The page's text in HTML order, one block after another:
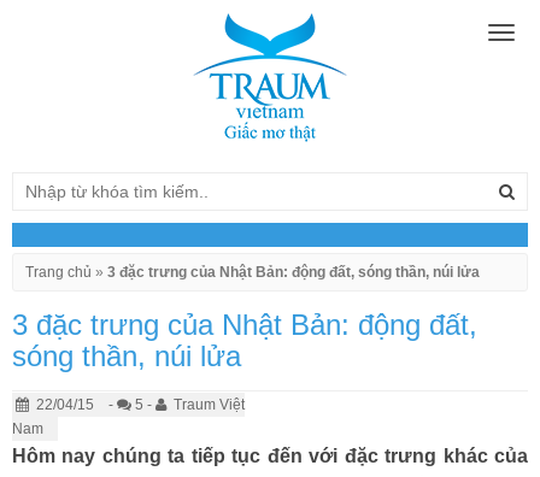
Trang chủ » 3 đặc trưng của Nhật Bản: động đất, sóng thần, núi lửa
3 đặc trưng của Nhật Bản: động đất,
sóng thần, núi lửa
22/04/15 - 5 -
Traum Việt
Nam
Hôm nay chúng ta tiếp tục đến với đặc trưng khác của